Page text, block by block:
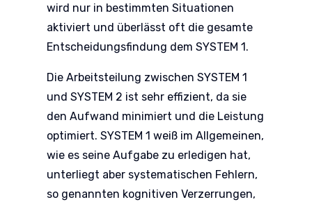
wird nur in bestimmten Situationen
aktiviert und überlässt oft die gesamte
Entscheidungsfindung dem SYSTEM 1.
Die Arbeitsteilung zwischen SYSTEM 1
und SYSTEM 2 ist sehr effizient, da sie
den Aufwand minimiert und die Leistung
optimiert. SYSTEM 1 weiß im Allgemeinen,
wie es seine Aufgabe zu erledigen hat,
unterliegt aber systematischen Fehlern,
so genannten kognitiven Verzerrungen,